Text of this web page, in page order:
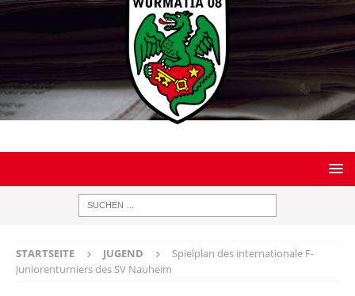
STARTSEITE JUGEND
Spielplan des internationale F-
Juniorenturniers des SV Nauheim